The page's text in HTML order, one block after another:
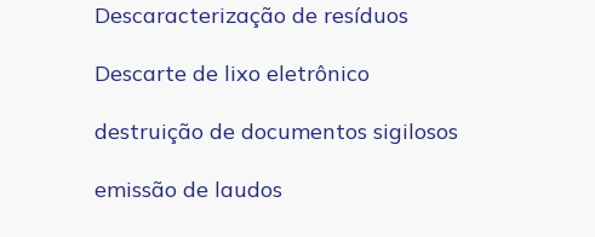
Descaracterização de resíduos
Descarte de lixo eletrônico
destruição de documentos sigilosos
emissão de laudos